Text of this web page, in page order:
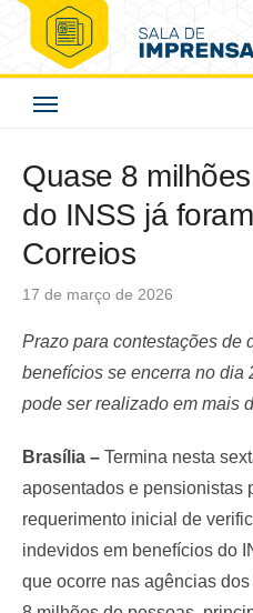
Skip
content
Correios
Quase 8
do INSS já
Correios
Posted
17 de março de 2026
Prazo para contestações de
benefícios se encerra no dia
pode ser realizado em mais
Brasília – Termina nesta
aposentados e pensionistas
requerimento inicial de
indevidos em benefícios do
que ocorre nas agências